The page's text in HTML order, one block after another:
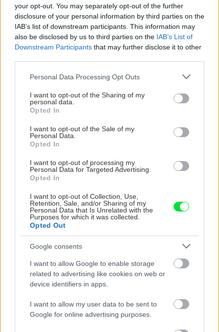
your opt-out. You may separately opt-out of the further
disclosure of your personal information by third parties on the
IAB’s list of downstream participants. This information may
also be disclosed by us to third parties on the IAB’s List of
Downstream Participants that may further disclose it to other
Please note that this website/app uses one or more Google
not limited to your visit or usage behaviour. You may click to
grant or deny consent to Google and its third-party tags to
use your data for below specified purposes in below Google
consent section.
Personal Data Processing Opt Outs
I want to opt-out of the Sharing of my
personal data.
Opted In
I want to opt-out of the Sale of my
Personal Data.
Opted In
I want to opt-out of processing my
Personal Data for Targeted Advertising.
Opted In
I want to opt-out of Collection, Use,
Retention, Sale, and/or Sharing of my
Personal Data that Is Unrelated with the
Purposes for which it was collected.
Opted Out
Google consents
I want to allow Google to enable storage
related to advertising like cookies on web or
device identifiers in apps.
I want to allow my user data to be sent to
Google for online advertising purposes.
Trvalky, ktoré znesú
sucho a teplo? Tieto
vysaďte na miesta, na
Nemusí to byť len
levanduľa! 7 fialových
krások, ktoré rozžiaria
ochabnuté izbové
rastliny? Pravda vás
možno prekvapí
nakladačiek: Ako ich
podporiť k druhej vlne
kvitnutia?
CHALUPA